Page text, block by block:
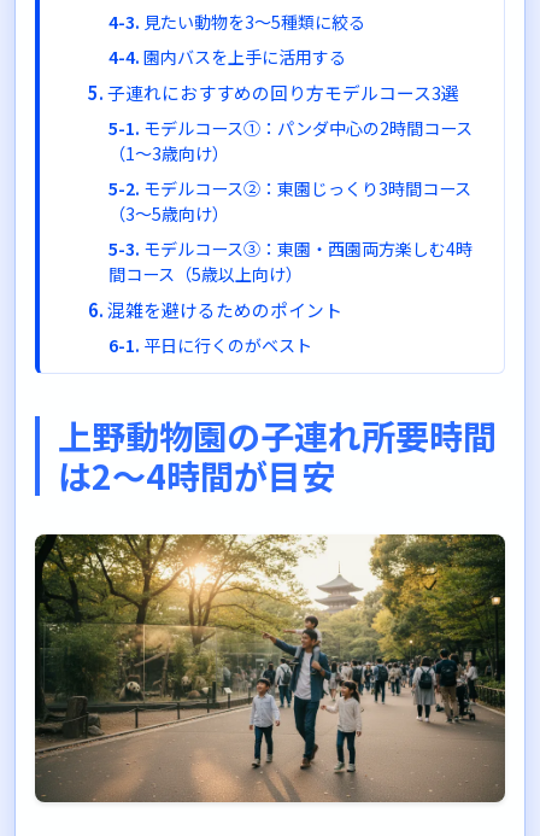
見たい動物を3〜5種類に絞る
園内バスを上手に活用する
子連れにおすすめの回り方モデルコース3選
モデルコース①：パンダ中心の2時間コース
（1〜3歳向け）
モデルコース②：東園じっくり3時間コース
（3〜5歳向け）
モデルコース③：東園・西園両方楽しむ4時
間コース（5歳以上向け）
混雑を避けるためのポイント
平日に行くのがベスト
春休み・GW・夏休みは特に混雑
天気の悪い日は穴場かも
子連れで行く際の持ち物と準備
あると便利なアイテム
事前に決めておくべきこと
子連れで上野動物園を楽しむための注意点
坂道・階段が多いことを念頭に
迷子対策は万全に
動物を怖がるお子さんへの配慮
熱中症・体調管理に気をつけて
まとめ：子連れ上野動物園は2〜4時間を目安
上野動物園の子連れ所要時間
は2〜4時間が目安